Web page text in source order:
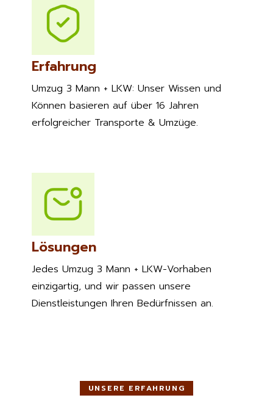
Erfahrung
Umzug 3 Mann + LKW: Unser Wissen und
Können basieren auf über 16 Jahren
erfolgreicher Transporte & Umzüge.
Lösungen
Jedes Umzug 3 Mann + LKW-Vorhaben
einzigartig, und wir passen unsere
Dienstleistungen Ihren Bedürfnissen an.
UNSERE ERFAHRUNG